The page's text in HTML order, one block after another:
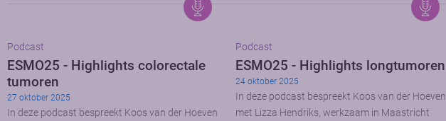
Podcast
ESMO25 - Highlights colorectale
tumoren
27 oktober 2025
In deze podcast bespreekt Koos van der Hoeven
Podcast
ESMO25 - Highlights longtumoren
24 oktober 2025
In deze podcast bespreekt Koos van der Hoeven
met Lizza Hendriks, werkzaam in Maastricht